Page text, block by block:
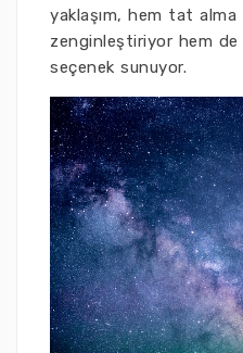
yaklaşım, hem tat alma
zenginleştiriyor hem de
seçenek sunuyor.